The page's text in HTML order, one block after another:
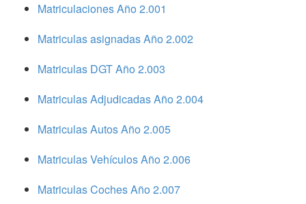
Matriculaciones Año 2.001
Matriculas asignadas Año 2.002
Matriculas DGT Año 2.003
Matriculas Adjudicadas Año 2.004
Matriculas Autos Año 2.005
Matriculas Vehículos Año 2.006
Matriculas Coches Año 2.007